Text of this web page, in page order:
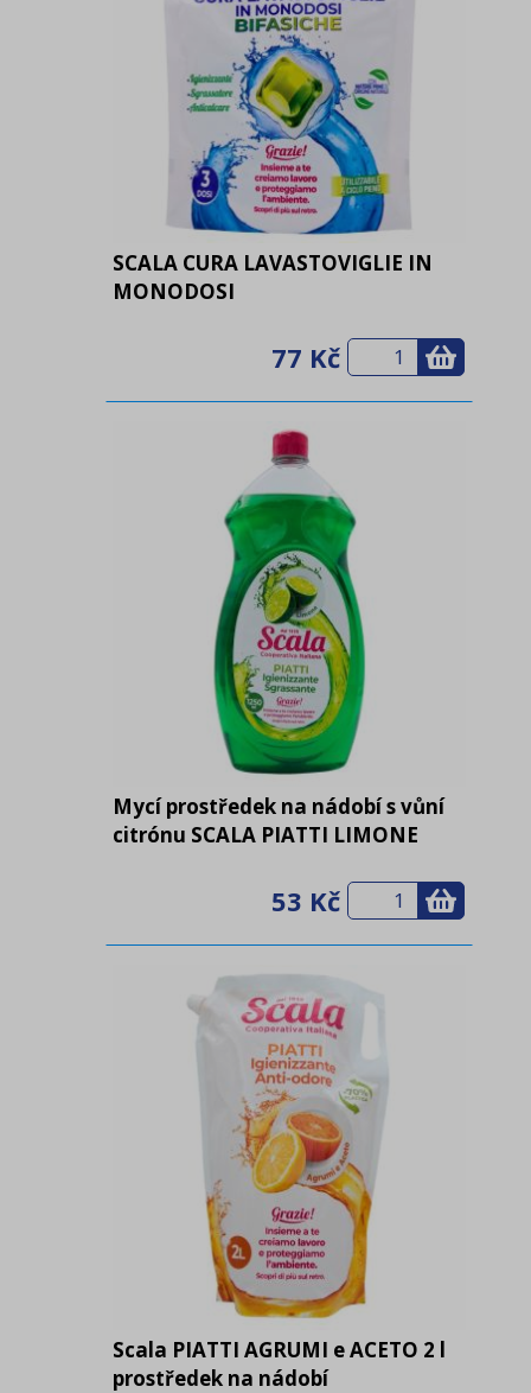
SCALA CURA LAVASTOVIGLIE IN
MONODOSI
77 Kč
Mycí prostředek na nádobí s vůní
citrónu SCALA PIATTI LIMONE
53 Kč
Scala PIATTI AGRUMI e ACETO 2 l
prostředek na nádobí